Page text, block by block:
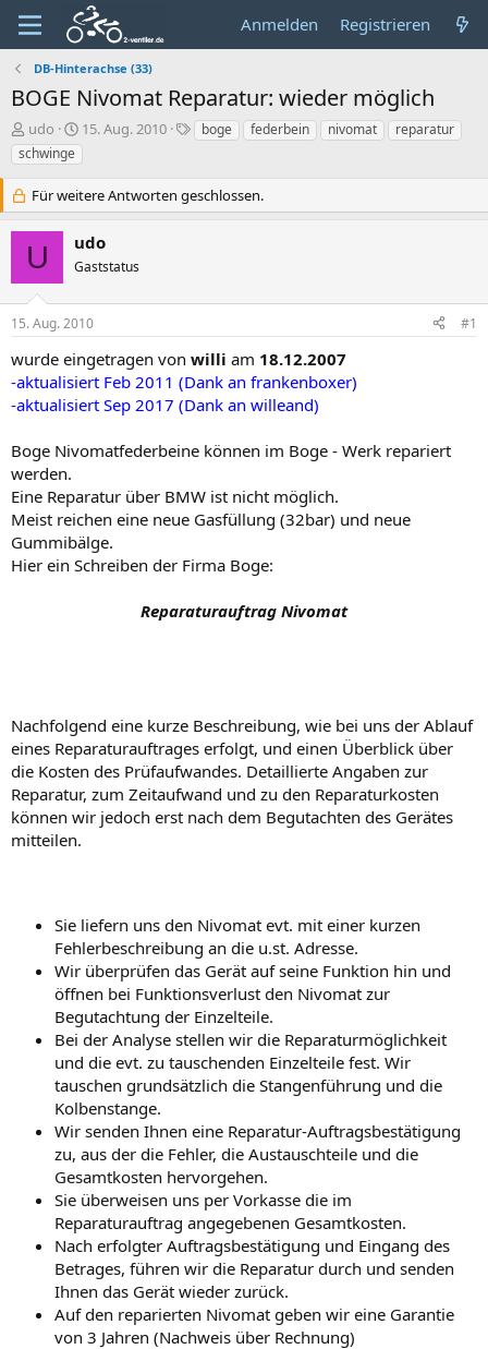
Anmelden Registrieren
DB-Hinterachse (33)
BOGE Nivomat Reparatur: wieder möglich
E
r
s
e
l
e
r
udo
E
r
s
t
e
l
t
m
15. Aug. 2010
S
a
t
boge federbein nivomat
reparatur
schwinge
Für weitere Antworten geschlossen.
U udo
Gaststatus
15. Aug. 2010 #1
wurde eingetragen von willi am 18.12.2007
-aktualisiert Feb 2011 (Dank an frankenboxer)
-aktualisiert Sep 2017 (Dank an willeand)
Boge Nivomatfederbeine können im Boge - Werk repariert
werden.
Eine Reparatur über BMW ist nicht möglich.
Meist reichen eine neue Gasfüllung (32bar) und neue
Gummibälge.
Hier ein Schreiben der Firma Boge:
Reparaturauftrag Nivomat
Nachfolgend eine kurze Beschreibung, wie bei uns der Ablauf
eines Reparaturauftrages erfolgt, und einen Überblick über
die Kosten des Prüfaufwandes. Detaillierte Angaben zur
Reparatur, zum Zeitaufwand und zu den Reparaturkosten
können wir jedoch erst nach dem Begutachten des Gerätes
mitteilen.
Sie liefern uns den Nivomat evt. mit einer kurzen
Fehlerbeschreibung an die u.st. Adresse.
Wir überprüfen das Gerät auf seine Funktion hin und
öffnen bei Funktionsverlust den Nivomat zur
Begutachtung der Einzelteile.
Bei der Analyse stellen wir die Reparaturmöglichkeit
und die evt. zu tauschenden Einzelteile fest. Wir
tauschen grundsätzlich die Stangenführung und die
Kolbenstange.
Wir senden Ihnen eine Reparatur-Auftragsbestätigung
zu, aus der die Fehler, die Austauschteile und die
Gesamtkosten hervorgehen.
Sie überweisen uns per Vorkasse die im
Reparaturauftrag angegebenen Gesamtkosten.
Nach erfolgter Auftragsbestätigung und Eingang des
Betrages, führen wir die Reparatur durch und senden
Ihnen das Gerät wieder zurück.
Auf den reparierten Nivomat geben wir eine Garantie
von 3 Jahren (Nachweis über Rechnung)